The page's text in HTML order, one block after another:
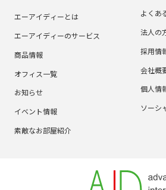
エーアイディーとは
エーアイディーのサービス
商品情報
オフィス一覧
お知らせ
イベント情報
素敵なお部屋紹介
よくあ
法人の
採用情
会社概
個人情
ソーシ